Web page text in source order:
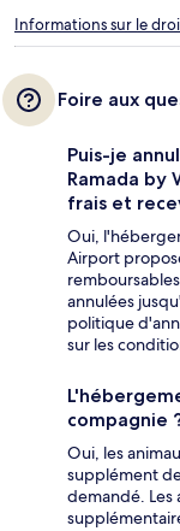
Informations sur le
Foire aux
Puis-je
Ramada by
frais et
Oui,
Airport
annulées
politique
sur les
compagnie
Oui, les
supplément
demandé. Les